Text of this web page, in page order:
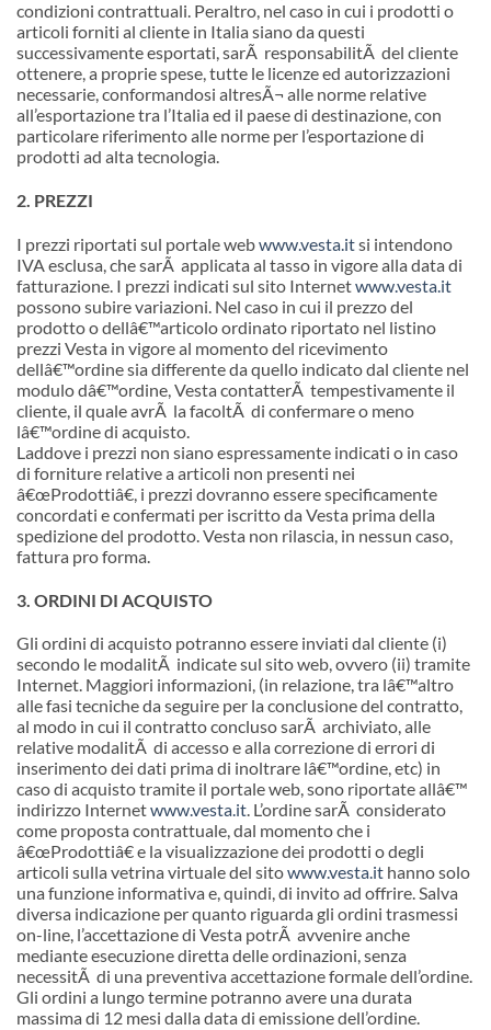
condizioni contrattuali. Peraltro, nel caso in cui i prodotti o
articoli forniti al cliente in Italia siano da questi
successivamente esportati, sarÃ responsabilitÃ del cliente
ottenere, a proprie spese, tutte le licenze ed autorizzazioni
necessarie, conformandosi altresÃ¬ alle norme relative
all’esportazione tra l’Italia ed il paese di destinazione, con
particolare riferimento alle norme per l’esportazione di
prodotti ad alta tecnologia.
2. PREZZI
I prezzi riportati sul portale webwww.vesta.itsi intendono
IVA esclusa, che sarÃ applicata al tasso in vigore alla data di
fatturazione. I prezzi indicati sul sito Internetwww.vesta.it
possono subire variazioni. Nel caso in cui il prezzo del
prodotto o dellâ€™articolo ordinato riportato nel listino
prezzi Vesta in vigore al momento del ricevimento
dellâ€™ordine sia differente da quello indicato dal cliente nel
modulo dâ€™ordine, Vesta contatterÃ tempestivamente il
cliente, il quale avrÃ la facoltÃ di confermare o meno
lâ€™ordine di acquisto.
Laddove i prezzi non siano espressamente indicati o in caso
di forniture relative a articoli non presenti nei
â€œProdottiâ€, i prezzi dovranno essere specificamente
concordati e confermati per iscritto da Vesta prima della
spedizione del prodotto. Vesta non rilascia, in nessun caso,
fattura pro forma.
3. ORDINI DI ACQUISTO
Gli ordini di acquisto potranno essere inviati dal cliente (i)
secondo le modalitÃ indicate sul sito web, ovvero (ii) tramite
Internet. Maggiori informazioni, (in relazione, tra lâ€™altro
alle fasi tecniche da seguire per la conclusione del contratto,
al modo in cui il contratto concluso sarÃ archiviato, alle
relative modalitÃ di accesso e alla correzione di errori di
inserimento dei dati prima di inoltrare lâ€™ordine, etc) in
caso di acquisto tramite il portale web, sono riportate allâ€™
indirizzo Internetwww.vesta.it. L’ordine sarÃ considerato
come proposta contrattuale, dal momento che i
â€œProdottiâ€ e la visualizzazione dei prodotti o degli
articoli sulla vetrina virtuale del sitowww.vesta.it hanno solo
una funzione informativa e, quindi, di invito ad offrire. Salva
diversa indicazione per quanto riguarda gli ordini trasmessi
on-line, l’accettazione di Vesta potrÃ avvenire anche
mediante esecuzione diretta delle ordinazioni, senza
necessitÃ di una preventiva accettazione formale dell’ordine.
Gli ordini a lungo termine potranno avere una durata
massima di 12 mesi dalla data di emissione dell’ordine.